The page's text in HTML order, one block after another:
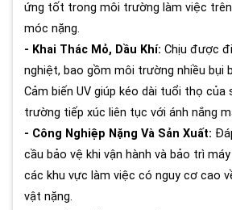
ứng tốt trong môi trường làm việc
móc nặng.
- Khai Thác Mỏ, Dầu Khí: Chịu được
nghiệt, bao gồm môi trường nhiều bụi
Cảm biến UV giúp kéo dài tuổi thọ
trường tiếp xúc liên tục với ánh nắng
- Công Nghiệp Nặng Và Sản Xuất:
cầu bảo vệ khi vận hành và bảo trì
các khu vực làm việc có nguy cơ cao
vật nặng.